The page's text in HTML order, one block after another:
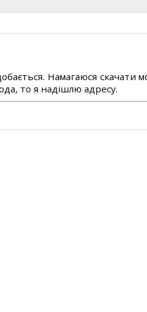
Намагаюся скачати
то я надішлю адресу.